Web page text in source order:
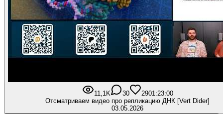
11,1K 30 2901:23:00
Отсматриваем видео про репликацию ДНК [Vert Dider]
03.05.2026